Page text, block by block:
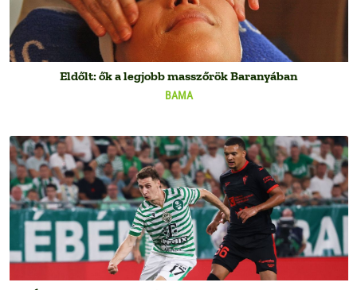
BAMA
Eldőlt: ők a legjobb masszőrök Baranyában